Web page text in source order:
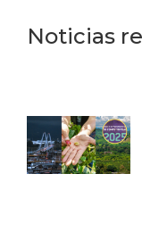
Noticias